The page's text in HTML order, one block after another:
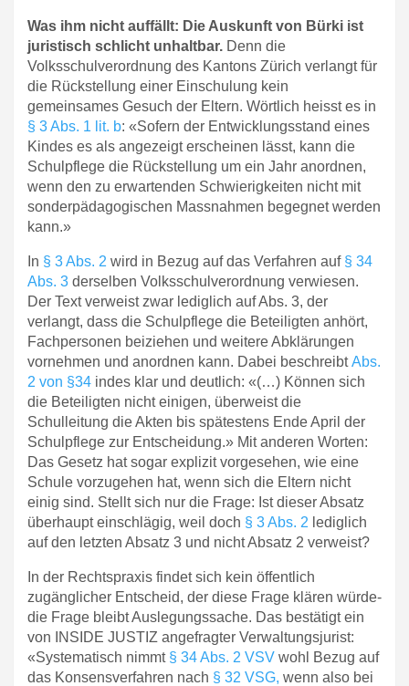
Was ihm nicht auffällt: Die Auskunft von Bürki ist
juristisch schlicht unhaltbar. Denn die
Volksschulverordnung des Kantons Zürich verlangt für
die Rückstellung einer Einschulung kein
gemeinsames Gesuch der Eltern. Wörtlich heisst es in
§ 3 Abs. 1 lit. b: «Sofern der Entwicklungsstand eines
Kindes es als angezeigt erscheinen lässt, kann die
Schulpflege die Rückstellung um ein Jahr anordnen,
wenn den zu erwartenden Schwierigkeiten nicht mit
sonderpädagogischen Massnahmen begegnet werden
kann.»
In § 3 Abs. 2 wird in Bezug auf das Verfahren auf § 34
Abs. 3 derselben Volksschulverordnung verwiesen.
Der Text verweist zwar lediglich auf Abs. 3, der
verlangt, dass die Schulpflege die Beteiligten anhört,
Fachpersonen beiziehen und weitere Abklärungen
vornehmen und anordnen kann. Dabei beschreibtAbs.
2 von §34 indes klar und deutlich: «(…) Können sich
die Beteiligten nicht einigen, überweist die
Schulleitung die Akten bis spätestens Ende April der
Schulpflege zur Entscheidung.» Mit anderen Worten:
Das Gesetz hat sogar explizit vorgesehen, wie eine
Schule vorzugehen hat, wenn sich die Eltern nicht
einig sind. Stellt sich nur die Frage: Ist dieser Absatz
überhaupt einschlägig, weil doch § 3 Abs. 2 lediglich
auf den letzten Absatz 3 und nicht Absatz 2 verweist?
In der Rechtspraxis findet sich kein öffentlich
zugänglicher Entscheid, der diese Frage klären würde-
die Frage bleibt Auslegungssache. Das bestätigt ein
von INSIDE JUSTIZ angefragter Verwaltungsjurist:
«Systematisch nimmt § 34 Abs. 2 VSV wohl Bezug auf
das Konsensverfahren nach § 32 VSG, wenn also bei